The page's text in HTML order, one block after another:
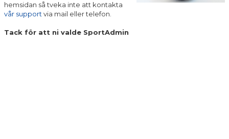
TRUPPEN
hemsidan så tveka inte att kontakta
vår support via mail eller telefon.
Tack för att ni valde SportAdmin